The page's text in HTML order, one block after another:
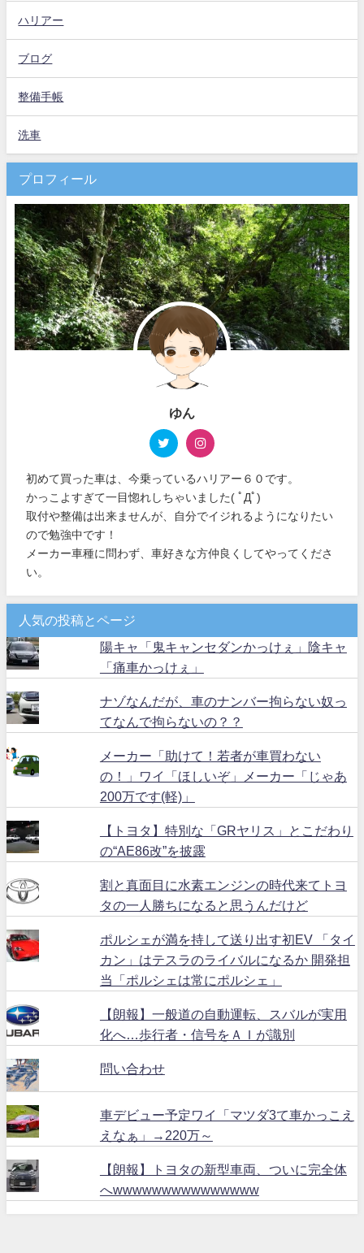
ハリアー
ブログ
整備手帳
洗車
プロフィール
ゆん
初めて買った車は、今乗っているハリアー６０です。
かっこよすぎて一目惚れしちゃいました( ﾟДﾟ)
取付や整備は出来ませんが、自分でイジれるようになりたい
ので勉強中です！
メーカー車種に問わず、車好きな方仲良くしてやってくださ
い。
人気の投稿とページ
陽キャ「鬼キャンセダンかっけぇ」陰キャ
「痛車かっけぇ」
ナゾなんだが、車のナンバー拘らない奴っ
てなんで拘らないの？？
メーカー「助けて！若者が車買わない
の！」ワイ「ほしいぞ」メーカー「じゃあ
200万です(軽)」
【トヨタ】特別な「GRヤリス」とこだわり
の“AE86改”を披露
割と真面目に水素エンジンの時代来てトヨ
タの一人勝ちになると思うんだけど
ポルシェが満を持して送り出す初EV 「タイ
カン」はテスラのライバルになるか 開発担
当「ポルシェは常にポルシェ」
【朗報】一般道の自動運転、スバルが実用
化へ…歩行者・信号をＡＩが識別
問い合わせ
車デビュー予定ワイ「マツダ3て車かっこえ
えなぁ」→220万～
【朗報】トヨタの新型車両、ついに完全体
へwwwwwwwwwwwwwww